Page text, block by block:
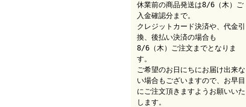
休業前の商品発送は8/6（木）ご
入金確認分まで。
クレジットカード決済や、代金引
換、後払い決済の場合も
8/6（木）ご注文までとなりま
す。
ご希望のお日にちにお届け出来な
い場合もございますので、お早目
にご注文頂きますようお願いいた
します。